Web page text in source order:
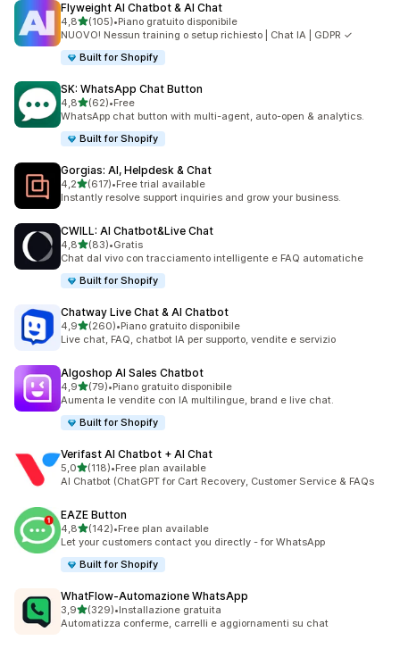
Flyweight AI Chatbot & AI Chat
4,8stelle su 5
(105)
105 recensioni totali
•Piano gratuito disponibile
NUOVO! Nessun training o setup richiesto | Chat IA | GDPR ✓
Built for Shopify
SK: WhatsApp Chat Button
4,8stelle su 5
(62)
62 recensioni totali
•Free
WhatsApp chat button with multi-agent, auto-open & analytics.
Built for Shopify
Gorgias: AI, Helpdesk & Chat
4,2stelle su 5
(617)
617 recensioni totali
•Free trial available
Instantly resolve support inquiries and grow your business.
CWILL: AI Chatbot&Live Chat
4,8stelle su 5
(83)
83 recensioni totali
•Gratis
Chat dal vivo con tracciamento intelligente e FAQ automatiche
Built for Shopify
Chatway Live Chat & AI Chatbot
4,9stelle su 5
(260)
260 recensioni totali
•Piano gratuito disponibile
Live chat, FAQ, chatbot IA per supporto, vendite e servizio
Algoshop AI Sales Chatbot
4,9stelle su 5
(79)
79 recensioni totali
•Piano gratuito disponibile
Aumenta le vendite con IA multilingue, brand e live chat.
Built for Shopify
Verifast AI Chatbot + AI Chat
5,0stelle su 5
(118)
118 recensioni totali
•Free plan available
AI Chatbot (ChatGPT for Cart Recovery, Customer Service & FAQs
EAZE Button
4,8stelle su 5
(142)
142 recensioni totali
•Free plan available
Let your customers contact you directly - for WhatsApp
Built for Shopify
WhatFlow‑Automazione WhatsApp
3,9stelle su 5
(329)
329 recensioni totali
•Installazione gratuita
Automatizza conferme, carrelli e aggiornamenti su chat